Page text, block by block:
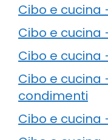
Cibo e cucina
Cibo e cucina
Cibo e cucina
Cibo e cucina
condimenti
Cibo e cucina